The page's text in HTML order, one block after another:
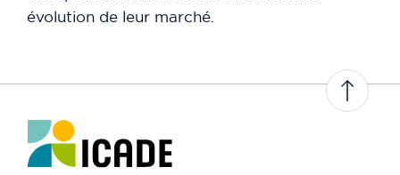
évolution de leur marché.